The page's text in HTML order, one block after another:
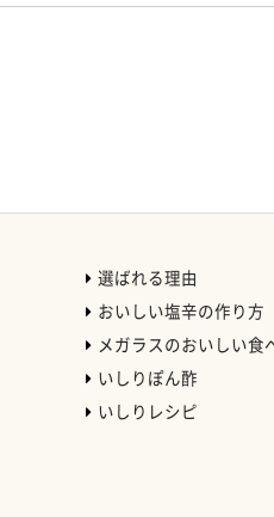
選ばれる理由
おいしい塩辛の作り方
メガラスのおいしい食
いしりぽん酢
いしりレシピ